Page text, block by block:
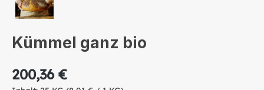
Kümmel ganz bio
200,36 €